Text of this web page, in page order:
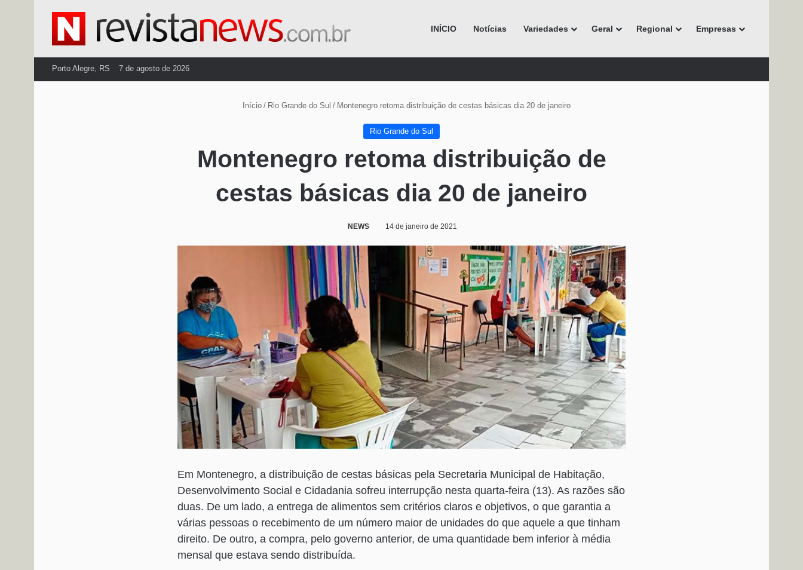
INÍCIO Notícias Variedades Geral Regional Empresas
Porto Alegre, RS 7 de agosto de 2026
Início / Rio Grande do Sul / Montenegro retoma distribuição de cestas básicas dia 20 de janeiro
Rio Grande do Sul
Montenegro retoma distribuição de
cestas básicas dia 20 de janeiro
NEWS 14 de janeiro de 2021
Em Montenegro, a distribuição de cestas básicas pela Secretaria Municipal de Habitação,
Desenvolvimento Social e Cidadania sofreu interrupção nesta quarta-feira (13). As razões são
duas. De um lado, a entrega de alimentos sem critérios claros e objetivos, o que garantia a
várias pessoas o recebimento de um número maior de unidades do que aquele a que tinham
direito. De outro, a compra, pelo governo anterior, de uma quantidade bem inferior à média
mensal que estava sendo distribuída.